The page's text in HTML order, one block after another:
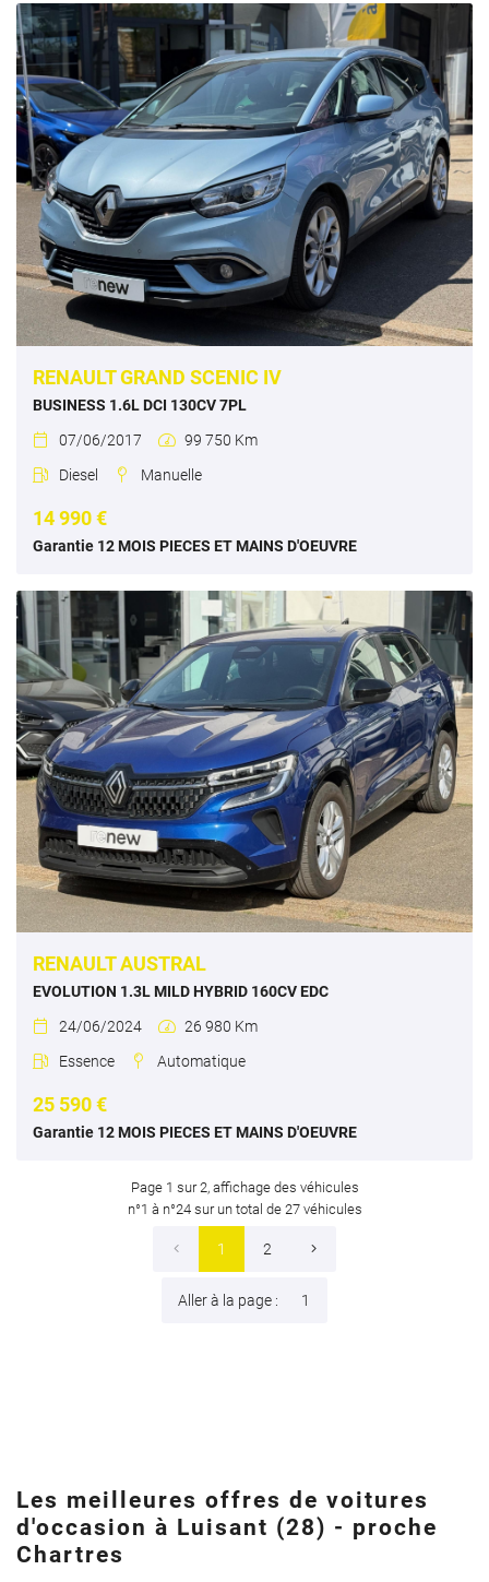
RENAULT GRAND SCENIC IV
BUSINESS 1.6L DCI 130CV 7PL
 07/06/2017  99 750 Km
 Diesel  Manuelle
14 990 €
Garantie 12 MOIS PIECES ET MAINS D'OEUVRE
RENAULT AUSTRAL
EVOLUTION 1.3L MILD HYBRID 160CV EDC
 24/06/2024  26 980 Km
 Essence  Automatique
25 590 €
Garantie 12 MOIS PIECES ET MAINS D'OEUVRE
Page 1 sur 2, affichage des véhicules
n°1 à n°24 sur un total de 27véhicules
1 2
Aller à la page :
Les meilleures offres de voitures
d'occasion à Luisant (28) - proche
Chartres